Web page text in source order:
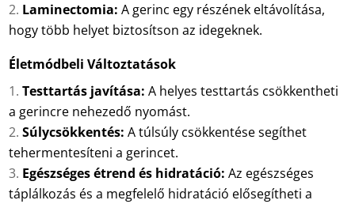
Laminectomia: A gerinc egy részének eltávolítása,
hogy több helyet biztosítson az idegeknek.
Életmódbeli Változtatások
Testtartás javítása: A helyes testtartás csökkentheti
a gerincre nehezedő nyomást.
Súlycsökkentés: A túlsúly csökkentése segíthet
tehermentesíteni a gerincet.
Egészséges étrend és hidratáció: Az egészséges
táplálkozás és a megfelelő hidratáció elősegítheti a